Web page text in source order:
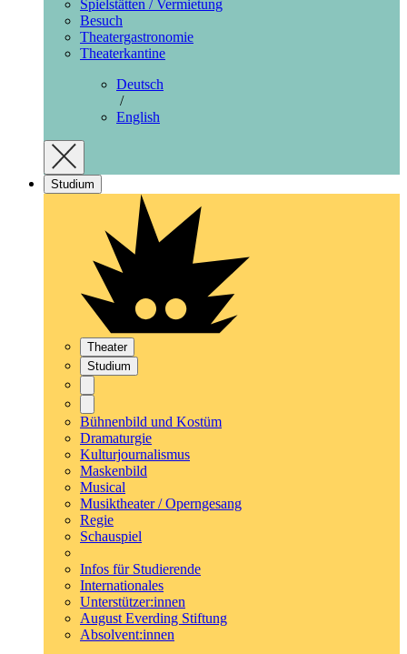
Spielstätten / Vermietung
Besuch
Theatergastronomie
Theaterkantine
Deutsch
/
English
Studium
Theater
Studium
Bühnenbild und Kostüm
Dramaturgie
Kulturjournalismus
Maskenbild
Musical
Musiktheater / Operngesang
Regie
Schauspiel
Infos für Studierende
Internationales
Unterstützer:innen
August Everding Stiftung
Absolvent:innen